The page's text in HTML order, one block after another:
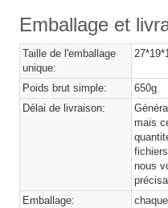
Emballage et
Taille de l'emballage
unique:
Poids brut simple:
650g
Délai de livraison:
mais
nous
Emballage: